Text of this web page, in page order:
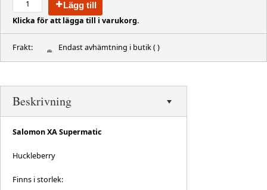
Lägg till
Klicka för att lägga till i varukorg.
Frakt: Endast avhämtning i butik( )
Beskrivning
Salomon XA Supermatic
Huckleberry
Finns i storlek: